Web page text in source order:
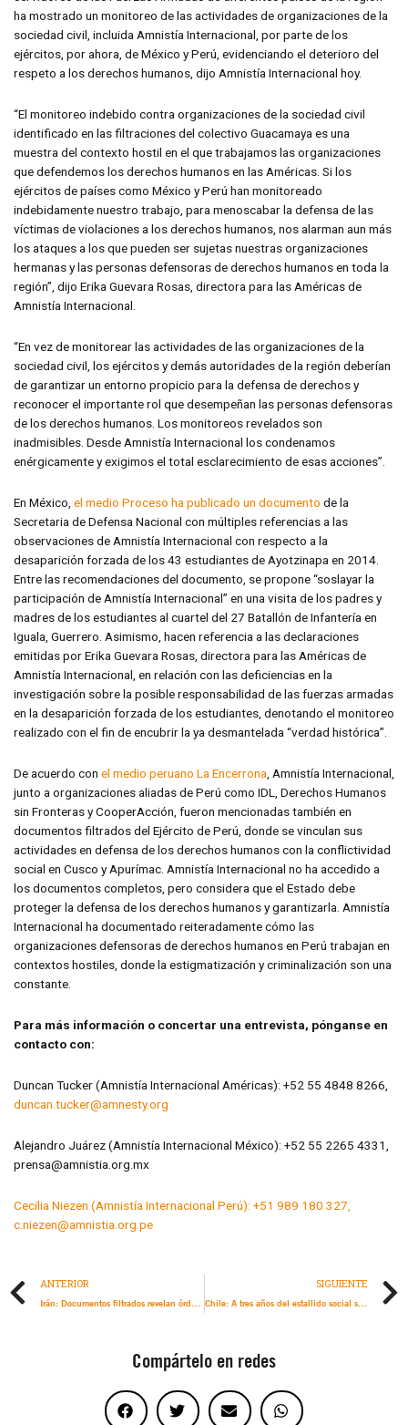
ha mostrado un monitoreo de las actividades de organizaciones de la
sociedad civil, incluida Amnistía Internacional, por parte de los
ejércitos, por ahora, de México y Perú, evidenciando el deterioro del
respeto a los derechos humanos, dijo Amnistía Internacional hoy.
“El monitoreo indebido contra organizaciones de la sociedad civil
identificado en las filtraciones del colectivo Guacamaya es una
muestra del contexto hostil en el que trabajamos las organizaciones
que defendemos los derechos humanos en las Américas. Si los
ejércitos de países como México y Perú han monitoreado
indebidamente nuestro trabajo, para menoscabar la defensa de las
víctimas de violaciones a los derechos humanos, nos alarman aun más
los ataques a los que pueden ser sujetas nuestras organizaciones
hermanas y las personas defensoras de derechos humanos en toda la
región”, dijo Erika Guevara Rosas, directora para las Américas de
Amnistía Internacional.
“En vez de monitorear las actividades de las organizaciones de la
sociedad civil, los ejércitos y demás autoridades de la región deberían
de garantizar un entorno propicio para la defensa de derechos y
reconocer el importante rol que desempeñan las personas defensoras
de los derechos humanos. Los monitoreos revelados son
inadmisibles. Desde Amnistía Internacional los condenamos
enérgicamente y exigimos el total esclarecimiento de esas acciones”.
En México, el medio Proceso ha publicado un documento de la
Secretaria de Defensa Nacional con múltiples referencias a las
observaciones de Amnistía Internacional con respecto a la
desaparición forzada de los 43 estudiantes de Ayotzinapa en 2014.
Entre las recomendaciones del documento, se propone “soslayar la
participación de Amnistía Internacional” en una visita de los padres y
madres de los estudiantes al cuartel del 27 Batallón de Infantería en
Iguala, Guerrero. Asimismo, hacen referencia a las declaraciones
emitidas por Erika Guevara Rosas, directora para las Américas de
Amnistía Internacional, en relación con las deficiencias en la
investigación sobre la posible responsabilidad de las fuerzas armadas
en la desaparición forzada de los estudiantes, denotando el monitoreo
realizado con el fin de encubrir la ya desmantelada “verdad histórica”.
De acuerdo con el medio peruano La Encerrona , Amnistía Internacional,
junto a organizaciones aliadas de Perú como IDL, Derechos Humanos
sin Fronteras y CooperAcción, fueron mencionadas también en
documentos filtrados del Ejército de Perú, donde se vinculan sus
actividades en defensa de los derechos humanos con la conflictividad
social en Cusco y Apurímac. Amnistía Internacional no ha accedido a
los documentos completos, pero considera que el Estado debe
proteger la defensa de los derechos humanos y garantizarla. Amnistía
Internacional ha documentado reiteradamente cómo las
organizaciones defensoras de derechos humanos en Perú trabajan en
contextos hostiles, donde la estigmatización y criminalización son una
constante.
Para más información o concertar una entrevista, pónganse en
contacto con:
Duncan Tucker (Amnistía Internacional Américas): +52 55 4848 8266,
duncan.tucker@amnesty.org
Alejandro Juárez (Amnistía Internacional México): +52 55 2265 4331,
prensa@amnistia.org.mx
Cecilia Niezen (Amnistía Internacional Perú): +51 989 180 327,
c.niezen@amnistia.org.pe
ANTERIOR
SIGUIENTE
Chile: A tres años del estallido social se hace urgente el procesamiento de responsables
Compártelo en redes